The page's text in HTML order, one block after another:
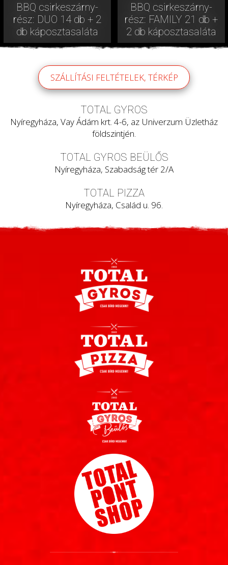
BBQ csirkeszárny-
rész: DUO 14 db + 2
db káposztasaláta
BBQ csirkeszárny-
rész: FAMILY 21 db +
2 db káposztasaláta
SZÁLLÍTÁSI FELTÉTELEK, TÉRKÉP
TOTAL GYROS
Nyíregyháza, Vay Ádám krt. 4-6, az Univerzum Üzletház
földszintjén.
TOTAL GYROS BEÜLŐS
Nyíregyháza, Szabadság tér 2/A
TOTAL PIZZA
Nyíregyháza, Család u. 96.